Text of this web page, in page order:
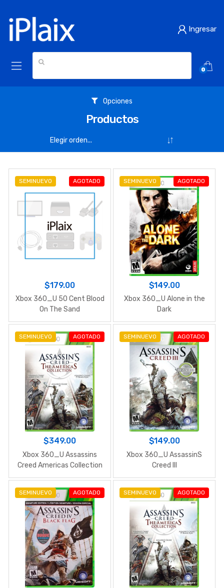
Ingresar
0
Opciones
Productos
AGOTADO
SEMINUEVO
$179.00
Xbox 360_U 50 Cent Blood
On The Sand
AGOTADO
SEMINUEVO
$149.00
Xbox 360_U Alone in the
Dark
AGOTADO
SEMINUEVO
$349.00
Xbox 360_U Assassins
Creed Americas Collection
AGOTADO
SEMINUEVO
$149.00
Xbox 360_U AssassinS
Creed III
AGOTADO
SEMINUEVO AGOTADO
SEMINUEVO